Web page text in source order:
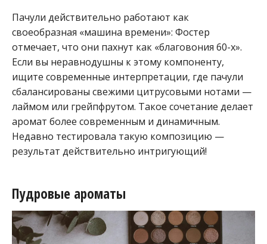
Пачули действительно работают как
своеобразная «машина времени»: Фостер
отмечает, что они пахнут как «благовония 60-х».
Если вы неравнодушны к этому компоненту,
ищите современные интерпретации, где пачули
сбалансированы свежими цитрусовыми нотами —
лаймом или грейпфрутом. Такое сочетание делает
аромат более современным и динамичным.
Недавно тестировала такую композицию —
результат действительно интригующий!
Пудровые ароматы